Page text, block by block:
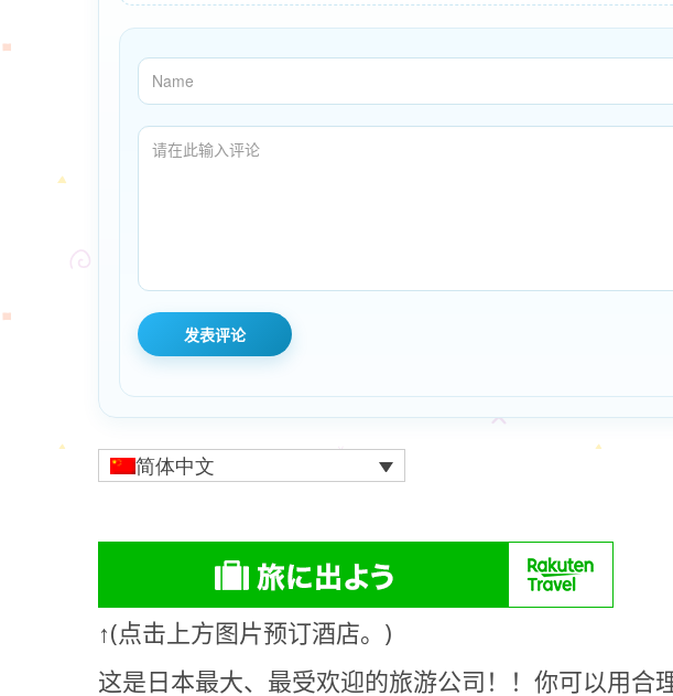
简体中文
↑(点击上方图片预订酒店。)
这是日本最大、最受欢迎的旅游公司！！你可以用合